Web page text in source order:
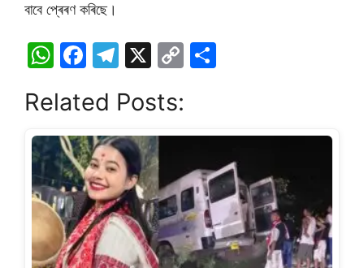
বাবে প্ৰেৰণ কৰিছে।
W
at
s
A
p
p
F
c
e
b
o
o
k
T
e
gr
a
m
X
C
y
n
k
e
Related Posts: